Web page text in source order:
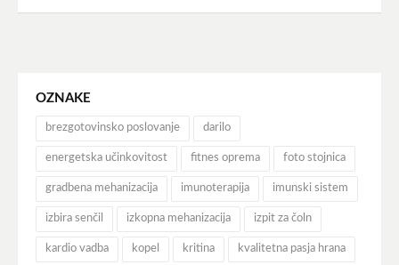
OZNAKE
brezgotovinsko poslovanje darilo
energetska učinkovitost fitnes oprema foto stojnica
gradbena mehanizacija imunoterapija imunski sistem
izbira senčil izkopna mehanizacija izpit za čoln
kardio vadba kopel kritina kvalitetna pasja hrana